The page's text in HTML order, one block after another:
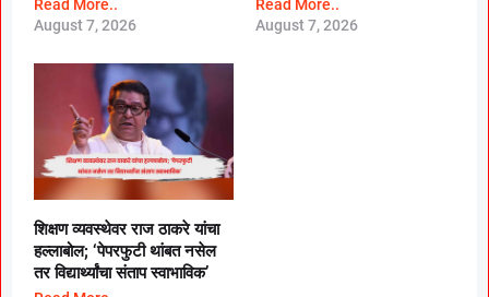
Read More..
August 7, 2026
Read More..
August 7, 2026
शिक्षण व्यवस्थेवर राज ठाकरे यांचा
हल्लाबोल; ‘पेपरफुटी थांबत नसेल
तर विद्यार्थ्यांचा संताप स्वाभाविक’